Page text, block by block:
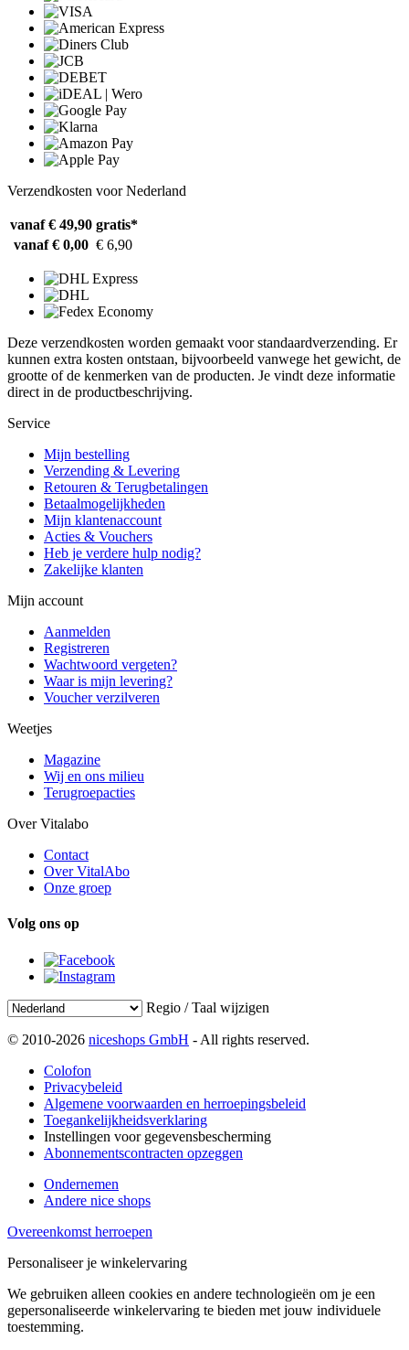
Verzendkosten voor Nederland
vanaf € 49,90 gratis*
vanaf € 0,00 € 6,90
Deze verzendkosten worden gemaakt voor standaardverzending. Er
kunnen extra kosten ontstaan, bijvoorbeeld vanwege het gewicht, de
grootte of de kenmerken van de producten. Je vindt deze informatie
direct in de productbeschrijving.
Service
Mijn bestelling
Verzending & Levering
Retouren & Terugbetalingen
Betaalmogelijkheden
Mijn klantenaccount
Acties & Vouchers
Heb je verdere hulp nodig?
Zakelijke klanten
Mijn account
Aanmelden
Registreren
Wachtwoord vergeten?
Waar is mijn levering?
Voucher verzilveren
Weetjes
Magazine
Wij en ons milieu
Terugroepacties
Over Vitalabo
Contact
Over VitalAbo
Onze groep
Volg ons op
Regio / Taal wijzigen
© 2010-2026 niceshops GmbH - All rights reserved.
Colofon
Privacybeleid
Algemene voorwaarden en herroepingsbeleid
Toegankelijkheidsverklaring
Instellingen voor gegevensbescherming
Abonnementscontracten opzeggen
Ondernemen
Andere nice shops
Overeenkomst herroepen
Personaliseer je winkelervaring
We gebruiken alleen cookies en andere technologieën om je een
gepersonaliseerde winkelervaring te bieden met jouw individuele
toestemming.